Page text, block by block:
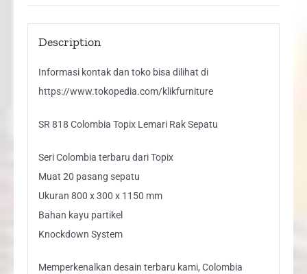
Description
Informasi kontak dan toko bisa dilihat di
https://www.tokopedia.com/klikfurniture
SR 818 Colombia Topix Lemari Rak Sepatu
Seri Colombia terbaru dari Topix
Muat 20 pasang sepatu
Ukuran 800 x 300 x 1150 mm
Bahan kayu partikel
Knockdown System
Memperkenalkan desain terbaru kami, Colombia